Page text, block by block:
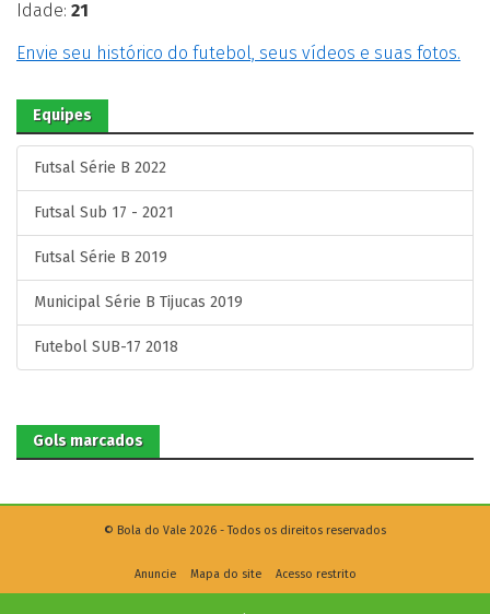
Idade: 21
Envie seu histórico do futebol, seus vídeos e suas fotos.
Equipes
Futsal Série B 2022
Futsal Sub 17 - 2021
Futsal Série B 2019
Municipal Série B Tijucas 2019
Futebol SUB-17 2018
Gols marcados
© Bola do Vale 2026 - Todos os direitos reservados
Anuncie Mapa do site Acesso restrito